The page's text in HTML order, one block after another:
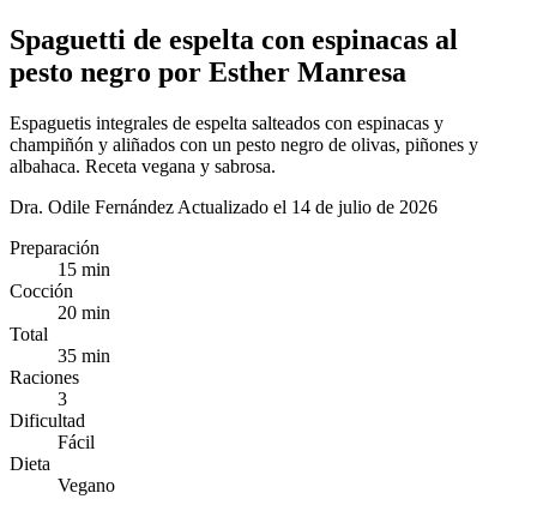
Spaguetti de espelta con espinacas al
pesto negro por Esther Manresa
Espaguetis integrales de espelta salteados con espinacas y
champiñón y aliñados con un pesto negro de olivas, piñones y
albahaca. Receta vegana y sabrosa.
Dra. Odile Fernández Actualizado el 14 de julio de 2026
Preparación
15 min
Cocción
20 min
Total
35 min
Raciones
3
Dificultad
Fácil
Dieta
Vegano